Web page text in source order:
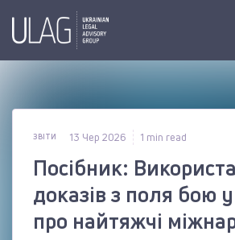
ЗВІТИ 13 Чер 2026 1 min read
Посібник:
доказів з поля бою
про найтяжчі